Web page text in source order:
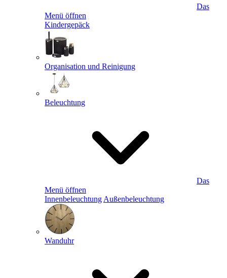
Das
Menü öffnen
Kindergepäck
Organisation und Reinigung
Beleuchtung
Das
Menü öffnen
Innenbeleuchtung Außenbeleuchtung
Wanduhr